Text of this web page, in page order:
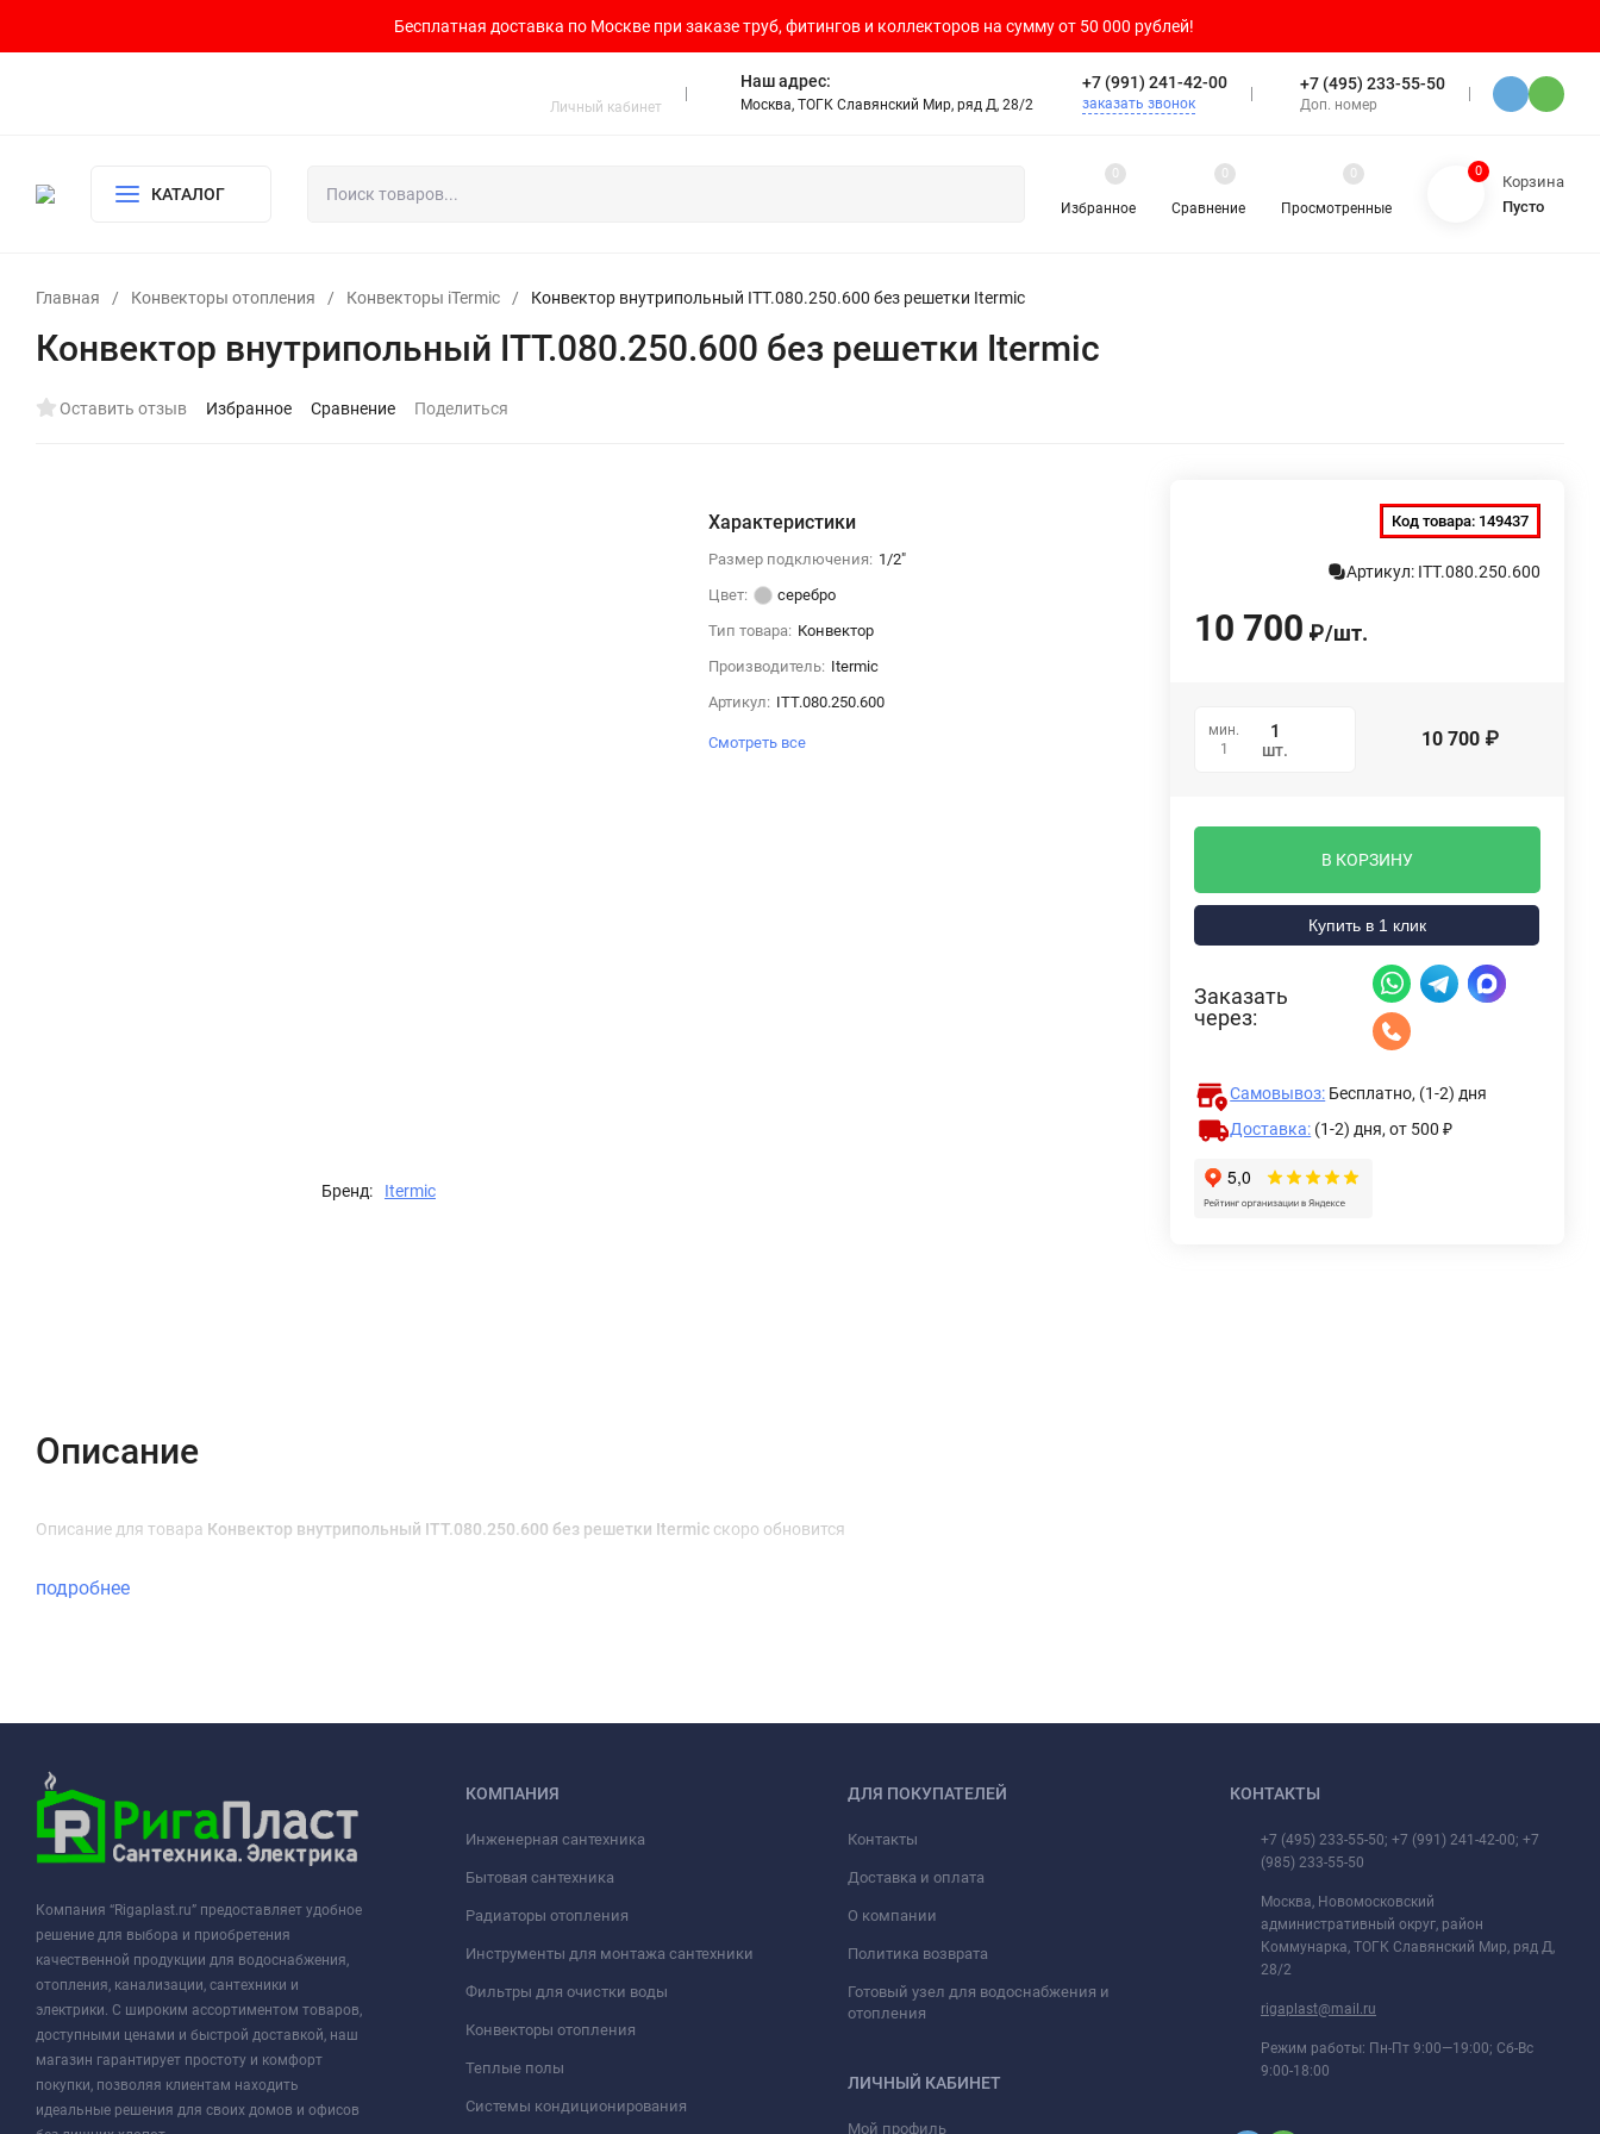
Бесплатная доставка по Москве при заказе труб, фитингов и коллекторов на сумму от 50 000 рублей!
Личный кабинет
Наш адрес:
Москва, ТОГК Славянский Мир, ряд Д, 28/2
+7 (991) 241-42-00
заказать звонок
+7 (495) 233-55-50
Доп. номер
КАТАЛОГ
Избранное
0
Сравнение
0
Просмотренные
0 0
Корзина
Пусто
Главная / Конвекторы отопления / Конвекторы iTermic / Конвектор внутрипольный ITT.080.250.600 без решетки Itermic
Конвектор внутрипольный ITT.080.250.600 без решетки Itermic
Оставить отзыв Избранное Сравнение Поделиться
Бренд: Itermic
Характеристики
Размер подключения: 1/2"
Цвет:
серебро
Тип товара: Конвектор
Производитель: Itermic
Артикул: ITT.080.250.600
Смотреть все
Код товара: 149437
Артикул: ITT.080.250.600
10 700 ₽/шт.
мин.
1
шт. 10 700 ₽
В КОРЗИНУ
Купить в 1 клик
Заказать
через:
Самовывоз: Бесплатно, (1-2) дня
Доставка: (1-2) дня,от 500 ₽
Описание
Описание для товара Конвектор внутрипольный ITT.080.250.600 без решетки Itermic скоро обновится
подробнее
Компания “Rigaplast.ru” предоставляет удобное
решение для выбора и приобретения
качественной продукции для водоснабжения,
отопления, канализации, сантехники и
электрики. С широким ассортиментом товаров,
доступными ценами и быстрой доставкой, наш
магазин гарантирует простоту и комфорт
покупки, позволяя клиентам находить
идеальные решения для своих домов и офисов
КОМПАНИЯ
Инженерная сантехника
Бытовая сантехника
Радиаторы отопления
Инструменты для монтажа сантехники
Фильтры для очистки воды
Конвекторы отопления
Теплые полы
Системы кондиционирования
ДЛЯ ПОКУПАТЕЛЕЙ
Контакты
Доставка и оплата
О компании
Политика возврата
Готовый узел для водоснабжения и
отопления
ЛИЧНЫЙ КАБИНЕТ
Мой профиль
КОНТАКТЫ
+7 (495) 233-55-50; +7 (991) 241-42-00; +7
(985) 233-55-50
Москва, Новомосковский
административный округ, район
Коммунарка, ТОГК Славянский Мир, ряд Д,
28/2
rigaplast@mail.ru
Режим работы: Пн-Пт 9:00—19:00; Сб-Вс
9:00-18:00